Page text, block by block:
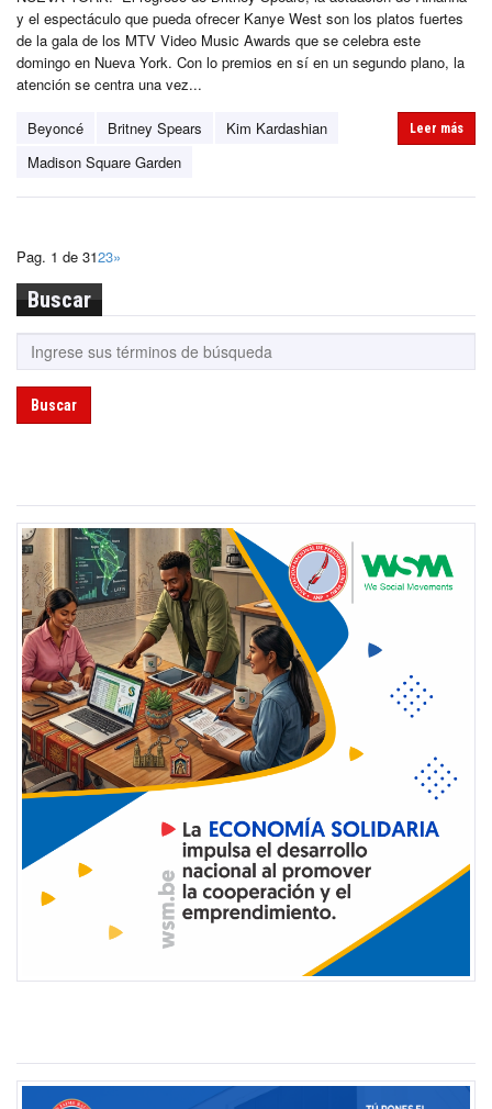
y el espectáculo que pueda ofrecer Kanye West son los platos fuertes
de la gala de los MTV Video Music Awards que se celebra este
domingo en Nueva York. Con lo premios en sí en un segundo plano, la
atención se centra una vez...
Beyoncé Britney Spears
Kim Kardashian
Madison Square Garden
Leer más
Pag. 1 de 3123»
Buscar
Buscar